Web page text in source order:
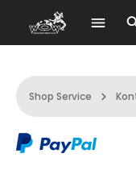
Ugrás a fő tartalomra
Shop Service